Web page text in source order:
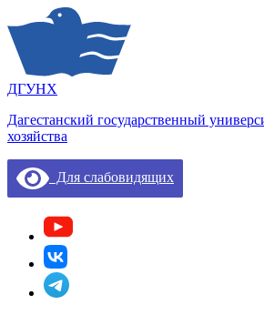
ДГУНХ
Дагестанский государственный
хозяйства
Для слабовидящих